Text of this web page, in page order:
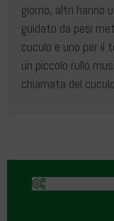
giorno, altri hanno
guidato da pesi
cuculo e uno per il
un piccolo rullo
chiamata del